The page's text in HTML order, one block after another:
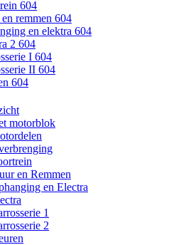
604
remmen 604
en elektra 604
2 604
I 604
II 604
604
motorblok
en Remmen
en Electra
1
2